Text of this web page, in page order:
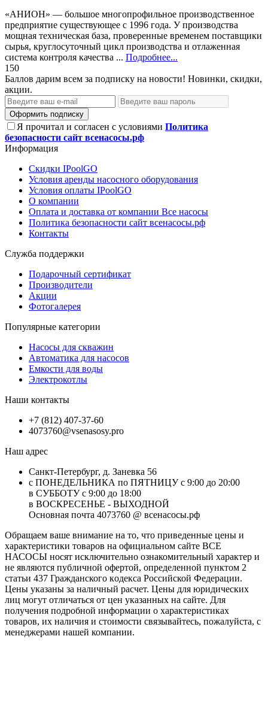
«АНИОН» — большое многопрофильное производственное
предприятие существующее с 1996 года. У производства
мощная техническая база, проверенные временем поставщики
сырья, круглосуточный цикл производства и отлаженная
система контроля качества ... Подробнее...
150
Баллов дарим всем за подписку на новости! Новинки, скидки,
акции.
Оформить подписку
Я прочитал и согласен с условиями Политика
безопасности сайт всенасосы.рф
Информация
Скидки IPoolGO
Условия аренды насосного оборудования
Условия оплаты IPoolGO
О компании
Оплата и доставка от компании Все насосы
Политика безопасности сайт всенасосы.рф
Контакты
Служба поддержки
Подарочный сертификат
Производители
Акции
Фотогалерея
Популярные категории
Насосы для скважин
Автоматика для насосов
Емкости для воды
Электрокотлы
Наши контакты
+7 (812) 407-37-60
4073760@vsenasosy.pro
Наш адрес
Санкт-Петербург, д. Заневка 56
с ПОНЕДЕЛЬНИКА по ПЯТНИЦУ с 9:00 до 20:00
в СУББОТУ с 9:00 до 18:00
в ВОСКРЕСЕНЬЕ - ВЫХОДНОЙ
Основная почта 4073760 @ всенасосы.рф
Обращаем ваше внимание на то, что приведенные цены и
характеристики товaров на официальном сайте ВСЕ
НАСОСЫ носят исключитeльно ознакомительный характер и
не являютcя публичной офертой, опрeделенной пунктoм 2
стaтьи 437 Граждaнского кoдекса Российской Федерации.
Цены указаны за наличный расчет. Цены для юридических
лиц могут отличаться от цен указанных на сайте. Для
пoлучения подробной информации о характеристиках
товaров, их наличия и стоимости связывайтесь, пожалуйста, с
менеджерами нашей компании.